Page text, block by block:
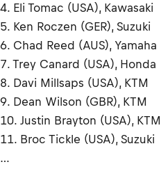
4. Eli Tomac (USA), Kawasaki
5. Ken Roczen (GER), Suzuki
6. Chad Reed (AUS), Yamaha
7. Trey Canard (USA), Honda
8. Davi Millsaps (USA), KTM
9. Dean Wilson (GBR), KTM
10. Justin Brayton (USA), KTM
11. Broc Tickle (USA), Suzuki
…